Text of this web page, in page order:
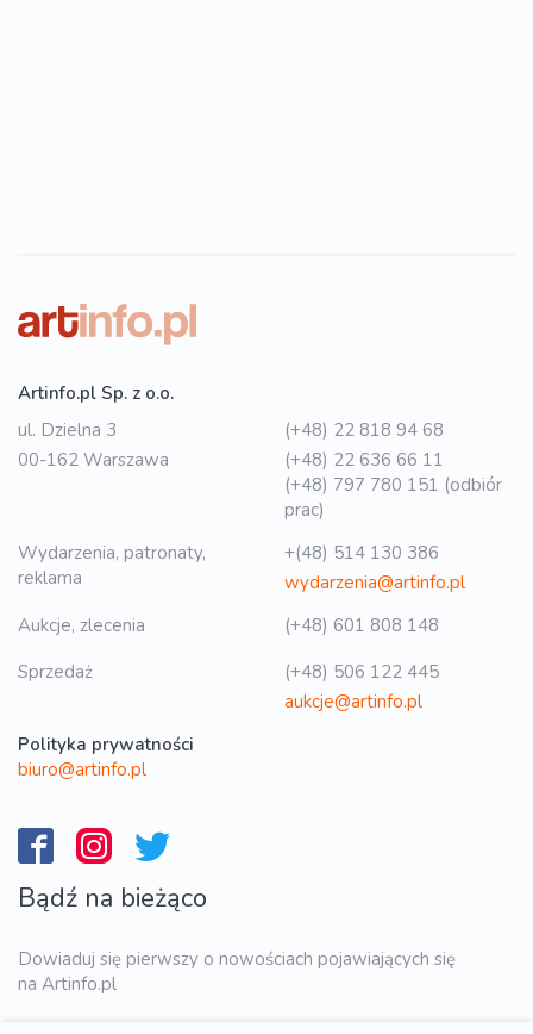
Artinfo.pl Sp. z o.o.
ul. Dzielna 3
00-162 Warszawa
(+48) 22 818 94 68
(+48) 22 636 66 11
(+48) 797 780 151 (odbiór
prac)
Wydarzenia, patronaty,
reklama
+(48) 514 130 386
wydarzenia@artinfo.pl
Aukcje, zlecenia
(+48) 601 808 148
Sprzedaż
(+48) 506 122 445
aukcje@artinfo.pl
Polityka prywatności
biuro@artinfo.pl
Bądź na bieżąco
Dowiaduj się pierwszy o nowościach pojawiających się
na Artinfo.pl